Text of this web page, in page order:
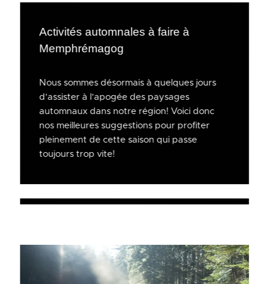
Activités automnales à faire à
Memphrémagog
Nous sommes désormais à quelques jours
d’assister à l’apogée des paysages
automnaux dans notre région! Voici donc
nos meilleures suggestions pour profiter
pleinement de cette saison qui passe
toujours trop vite!